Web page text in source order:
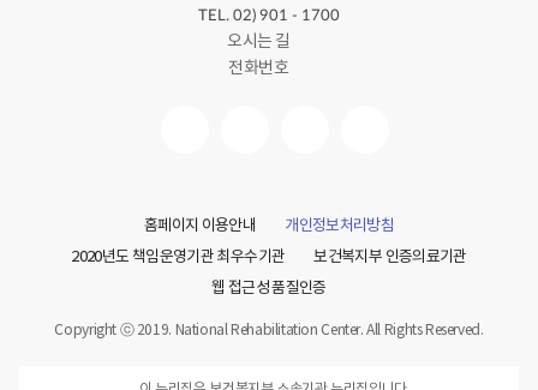
TEL. 02) 901 - 1700
오시는 길
전화번호
홈페이지 이용안내
개인정보처리방침
2020년도 책임운영기관 최우수기관
보건복지부 인증의료기관
웹 접근성 품질인증
Copyright ⓒ 2019. National Rehabilitation Center. All Rights Reserved.